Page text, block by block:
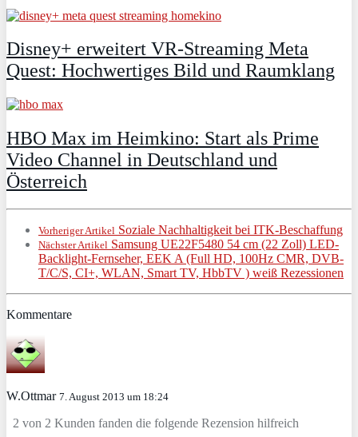
Disney+ erweitert VR‑Streaming Meta
Quest: Hochwertiges Bild und Raumklang
HBO Max im Heimkino: Start als Prime
Video Channel in Deutschland und
Österreich
Vorheriger Artikel Soziale Nachhaltigkeit bei ITK-Beschaffung
Nächster Artikel Samsung UE22F5480 54 cm (22 Zoll) LED-
Backlight-Fernseher, EEK A (Full HD, 100Hz CMR, DVB-
T/C/S, CI+, WLAN, Smart TV, HbbTV ) weiß Rezessionen
Kommentare
W.Ottmar 7. August 2013 um 18:24
2 von 2 Kunden fanden die folgende Rezension hilfreich